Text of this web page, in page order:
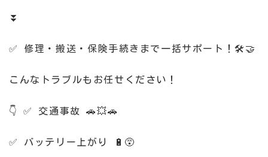
⏬
✅ 修理・搬送・保険手続きまで一括サポート！🛠️🤝
こんなトラブルもお任せください！
👇 ✅ 交通事故 🚗💥🚗
✅ バッテリー上がり 🔋😵